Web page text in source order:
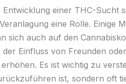
einer THC-Sucht
eine Rolle.
sich auch auf den
Einfluss von Freunden
Es ist wichtig zu
ist, sondern oft